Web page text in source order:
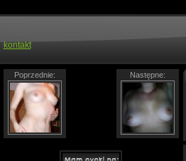
kontakt
Poprzednie: Następne: